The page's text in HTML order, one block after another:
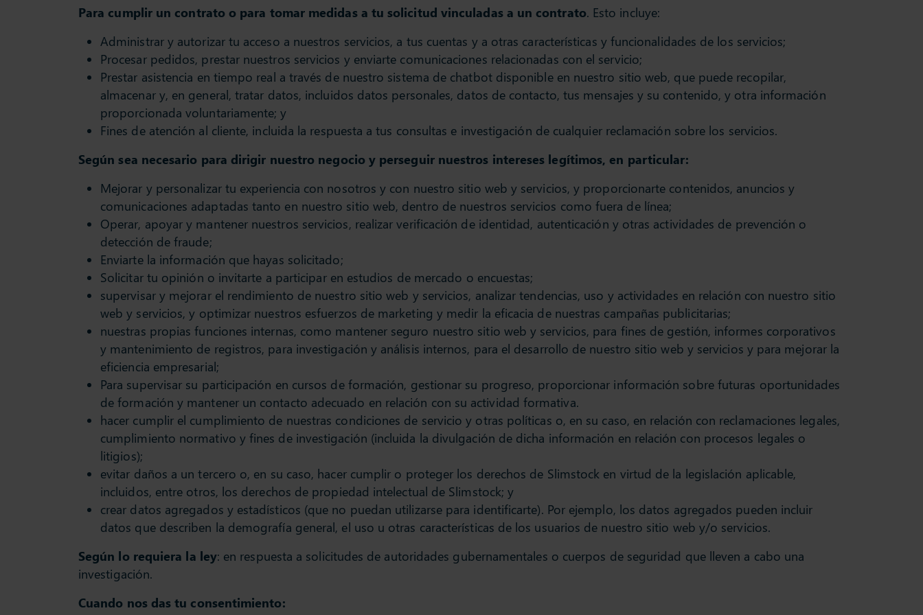
Para cumplir un contrato o para tomar medidas a tu solicitud vinculadas a un contrato. Esto incluye:
Administrar y autorizar tu acceso a nuestros servicios, a tus cuentas y a otras características y funcionalidades de los servicios;
Procesar pedidos, prestar nuestros servicios y enviarte comunicaciones relacionadas con el servicio;
Prestar asistencia en tiempo real a través de nuestro sistema de chatbot disponible en nuestro sitio web, que puede recopilar,
almacenar y, en general, tratar datos, incluidos datos personales, datos de contacto, tus mensajes y su contenido, y otra información
proporcionada voluntariamente; y
Fines de atención al cliente, incluida la respuesta a tus consultas e investigación de cualquier reclamación sobre los servicios.
Según sea necesario para dirigir nuestro negocio y perseguir nuestros intereses legítimos, en particular:
Mejorar y personalizar tu experiencia con nosotros y con nuestro sitio web y servicios, y proporcionarte contenidos, anuncios y
comunicaciones adaptadas tanto en nuestro sitio web, dentro de nuestros servicios como fuera de línea;
Operar, apoyar y mantener nuestros servicios, realizar verificación de identidad, autenticación y otras actividades de prevención o
detección de fraude;
Enviarte la información que hayas solicitado;
Solicitar tu opinión o invitarte a participar en estudios de mercado o encuestas;
supervisar y mejorar el rendimiento de nuestro sitio web y servicios, analizar tendencias, uso y actividades en relación con nuestro sitio
web y servicios, y optimizar nuestros esfuerzos de marketing y medir la eficacia de nuestras campañas publicitarias;
nuestras propias funciones internas, como mantener seguro nuestro sitio web y servicios, para fines de gestión, informes corporativos
y mantenimiento de registros, para investigación y análisis internos, para el desarrollo de nuestro sitio web y servicios y para mejorar la
eficiencia empresarial;
Para supervisar su participación en cursos de formación, gestionar su progreso, proporcionar información sobre futuras oportunidades
de formación y mantener un contacto adecuado en relación con su actividad formativa.
hacer cumplir el cumplimiento de nuestras condiciones de servicio y otras políticas o, en su caso, en relación con reclamaciones legales,
cumplimiento normativo y fines de investigación (incluida la divulgación de dicha información en relación con procesos legales o
litigios);
evitar daños a un tercero o, en su caso, hacer cumplir o proteger los derechos de Slimstock en virtud de la legislación aplicable,
incluidos, entre otros, los derechos de propiedad intelectual de Slimstock; y
crear datos agregados y estadísticos (que no puedan utilizarse para identificarte). Por ejemplo, los datos agregados pueden incluir
datos que describen la demografía general, el uso u otras características de los usuarios de nuestro sitio web y/o servicios.
Según lo requiera la ley: en respuesta a solicitudes de autoridades gubernamentales o cuerpos de seguridad que lleven a cabo una
investigación.
Cuando nos das tu consentimiento: